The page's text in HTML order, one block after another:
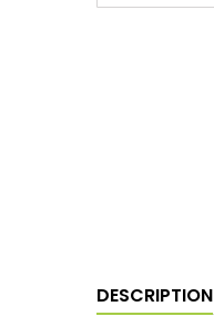
DESCRIPTION